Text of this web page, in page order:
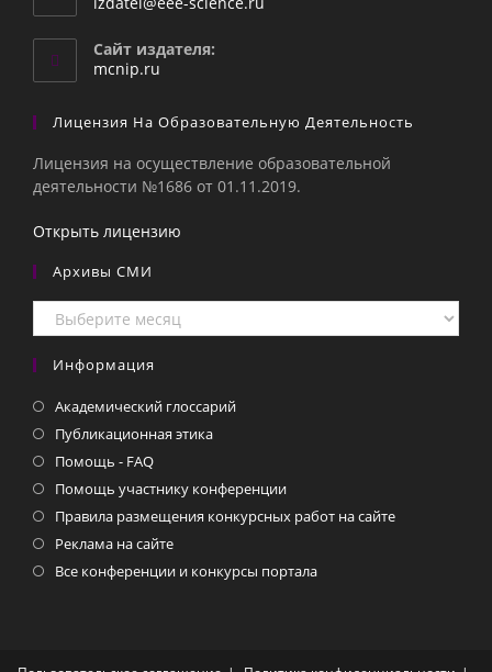
Сайт издателя:
mcnip.ru
Лицензия На Образовательную Деятельность
Лицензия на осуществление образовательной
деятельности №1686 от 01.11.2019.
Открыть лицензию
Архивы СМИ
Архивы
СМИ
Информация
Академический глоссарий
Публикационная этика
Помощь - FAQ
Помощь участнику конференции
Правила размещения конкурсных работ на сайте
Реклама на сайте
Все конференции и конкурсы портала